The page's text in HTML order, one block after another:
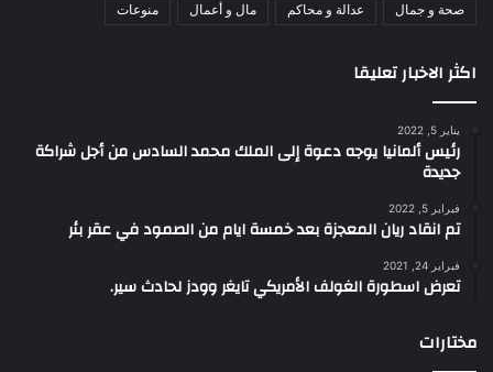
صحة و جمال عدالة و محاكم مال و أعمال منوعات
اكثر الاخبار تعليقا
يناير 5, 2022
رئيس ألمانيا يوجه دعوة إلى الملك محمد السادس من أجل شراكة
جديدة
فبراير 5, 2022
تم انقاد ريان المعجزة بعد خمسة ايام من الصمود في عقر بئر
فبراير 24, 2021
تعرض اسطورة الغولف الأمريكي تايغر وودز لحادث سير.
مختارات